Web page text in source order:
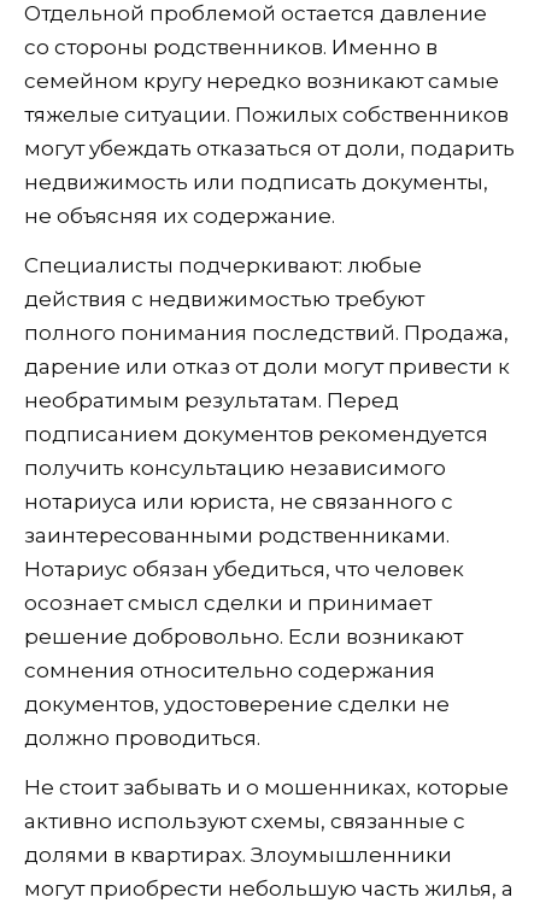
Отдельной проблемой остается давление
со стороны родственников. Именно в
семейном кругу нередко возникают самые
тяжелые ситуации. Пожилых собственников
могут убеждать отказаться от доли, подарить
недвижимость или подписать документы,
не объясняя их содержание.
Специалисты подчеркивают: любые
действия с недвижимостью требуют
полного понимания последствий. Продажа,
дарение или отказ от доли могут привести к
необратимым результатам. Перед
подписанием документов рекомендуется
получить консультацию независимого
нотариуса или юриста, не связанного с
заинтересованными родственниками.
Нотариус обязан убедиться, что человек
осознает смысл сделки и принимает
решение добровольно. Если возникают
сомнения относительно содержания
документов, удостоверение сделки не
должно проводиться.
Не стоит забывать и о мошенниках, которые
активно используют схемы, связанные с
долями в квартирах. Злоумышленники
могут приобрести небольшую часть жилья, а